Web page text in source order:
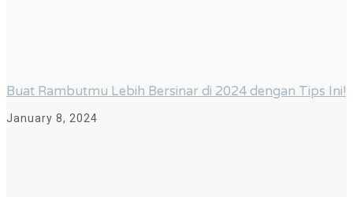
Buat Rambutmu Lebih Bersinar di 2024 dengan Tips Ini!
January 8, 2024